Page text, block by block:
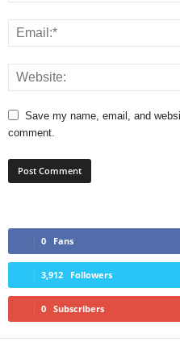
Save my name, email, and
comment.
0 Fans
3,912 Followers
0 Subscribers